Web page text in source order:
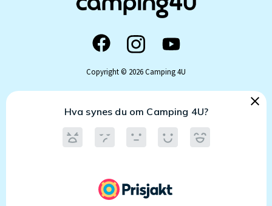
Copyright © 2026 Camping 4U